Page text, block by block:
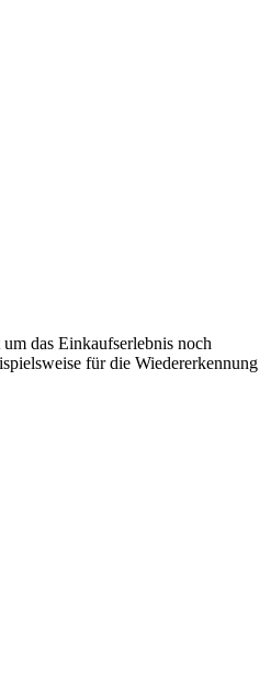
das Einkaufserlebnis noch
für die Wiedererkennung